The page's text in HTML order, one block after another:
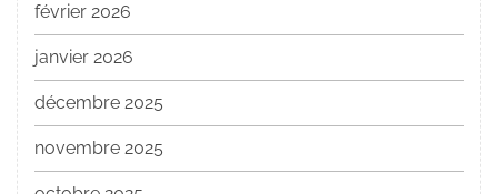
février 2026
janvier 2026
décembre 2025
novembre 2025